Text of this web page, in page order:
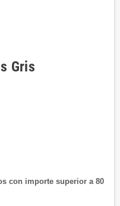
Gris
con importe superior a 80